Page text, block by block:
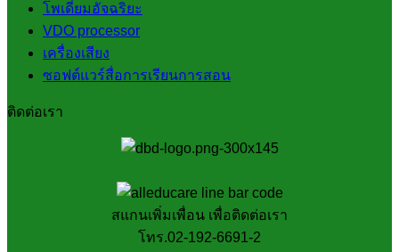
โพเดี่ยมอัจฉริยะ
VDO processor
เครื่องเสียง
ซอฟต์แวร์สื่อการเรียนการสอน
ติดต่อเรา
สแกนเพิ่มเพื่อน เพื่อติดต่อเรา
โทร.02-192-6691-2